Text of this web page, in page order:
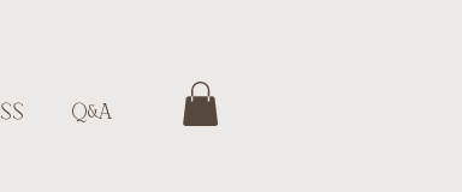
Q&A